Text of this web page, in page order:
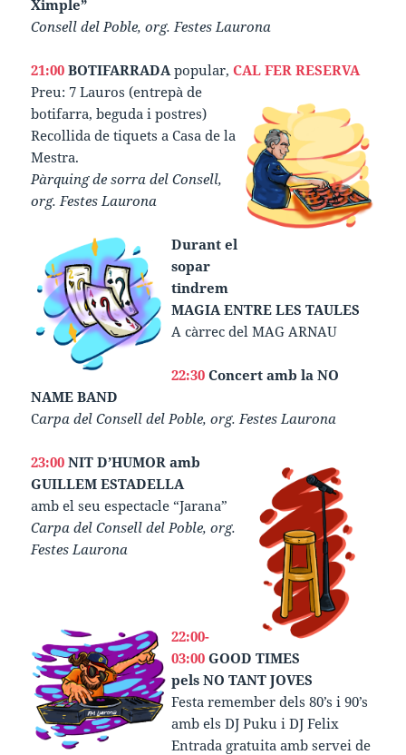
Ximple”
Consell del Poble, org. Festes Laurona
21:00 BOTIFARRADApopular,CAL FER RESERVA
Preu: 7 Lauros (entrepà de
botifarra, beguda i postres)
Recollida de tiquets a Casa de la
Mestra.
Pàrquing de sorra del Consell,
org. Festes Laurona
Durant el
sopar
tindrem
MAGIA ENTRE LES TAULES
A càrrec del MAG ARNAU
22:30 Concert amb la NO
NAME BAND
Carpa del Consell del Poble, org. Festes Laurona
23:00 NIT D’HUMOR amb
GUILLEM ESTADELLA
amb el seu espectacle “Jarana”
Carpa del Consell del Poble, org.
Festes Laurona
22:00-
03:00 GOOD TIMES
pels NO TANT JOVES
Festa remember dels 80’s i 90’s
amb els DJ Puku i DJ Felix
Entrada gratuita amb servei de